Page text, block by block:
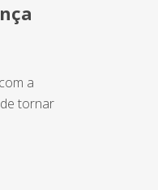
a
tornar